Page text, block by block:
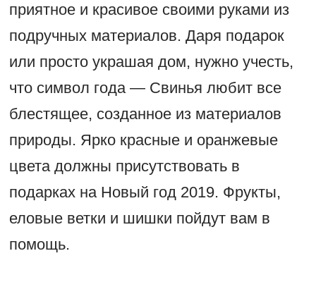
приятное и красивое своими руками из
подручных материалов. Даря подарок
или просто украшая дом, нужно учесть,
что символ года — Свинья любит все
блестящее, созданное из материалов
природы. Ярко красные и оранжевые
цвета должны присутствовать в
подарках на Новый год 2019. Фрукты,
еловые ветки и шишки пойдут вам в
помощь.